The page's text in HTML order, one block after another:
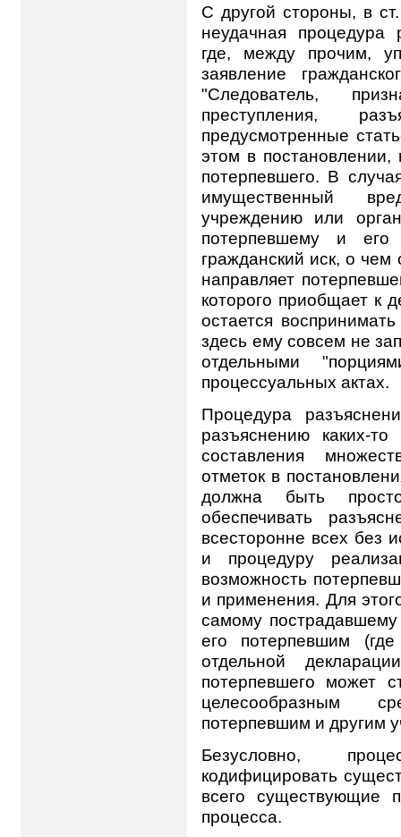
С другой стороны, в
неудачная процедура
где, между прочим,
заявление
"Следователь,
преступления,
предусмотренные
этом в постановлении,
потерпевшего. В
имущественный
учреждению или
потерпевшему и его
гражданский иск, о чем
направляет
которого приобщает к
остается
здесь ему совсем не
отдельными
процессуальных актах.
Процедура
разъяснению каких-
составления
отметок в
должна быть
обеспечивать
всесторонне всех без
и процедуру
возможность
и применения. Для
самому
его потерпевшим
отдельной
потерпевшего может
целесообразным
потерпевшим и другим
Безусловно,
кодифицировать
всего существующие
процесса.